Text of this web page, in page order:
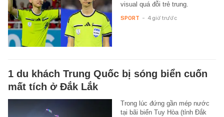
visual quá đỗi trẻ trung.
SPORT - 4 giờ trước
1 du khách Trung Quốc bị sóng biển cuốn
mất tích ở Đắk Lắk
Trong lúc đứng gần mép nước
tại bãi biển Tuy Hòa (tỉnh Đắk